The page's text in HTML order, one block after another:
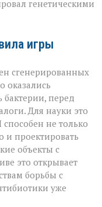
генетическими
игры
сгенерированных
оказались
бактерии, перед
Для науки это
не только
и проектировать
объекты с
это открывает
борьбы с
уже